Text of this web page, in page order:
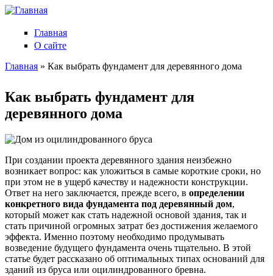
Главная
О сайте
Главная » Как выбрать фундамент для деревянного дома
Как выбрать фундамент для
деревянного дома
При создании проекта деревянного здания неизбежно
возникает вопрос: как уложиться в самые короткие сроки, но
при этом не в ущерб качеству и надежности конструкции.
Ответ на него заключается, прежде всего, в определении
конкретного вида фундамента под деревянный дом,
который может как стать надежной основой здания, так и
стать причиной огромных затрат без достижения желаемого
эффекта. Именно поэтому необходимо продумывать
возведение будущего фундамента очень тщательно. В этой
статье будет рассказано об оптимальных типах оснований для
зданий из бруса или оцилиндрованного бревна.